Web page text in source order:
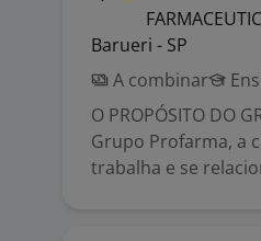
Barueri - SP
A combinar
O PROPÓSITO DO
Grupo Profarma, a
trabalha e se